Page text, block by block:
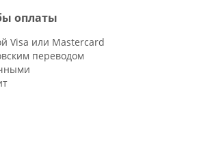
оплаты
Visa или Mastercard
переводом